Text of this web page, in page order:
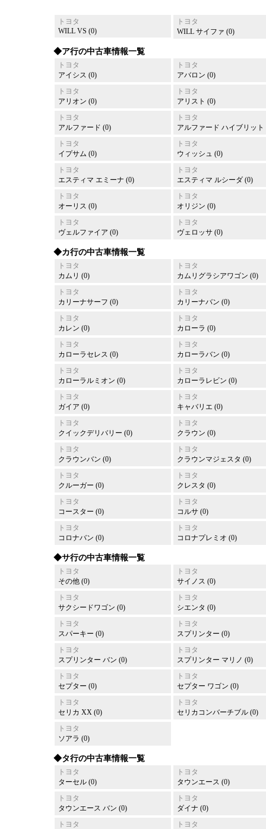
トヨタ
WILL VS (0)
トヨタ
WILL サイファ (0)
◆ア行の中古車情報一覧
トヨタ
アイシス (0)
トヨタ
アバロン (0)
トヨタ
アリオン (0)
トヨタ
アリスト (0)
トヨタ
アルファード (0)
トヨタ
アルファード ハイブリット
トヨタ
イプサム (0)
トヨタ
ウィッシュ (0)
トヨタ
エスティマ エミーナ (0)
トヨタ
エスティマ ルシーダ (0)
トヨタ
オーリス (0)
トヨタ
オリジン (0)
トヨタ
ヴェルファイア (0)
トヨタ
ヴェロッサ (0)
◆カ行の中古車情報一覧
トヨタ
カムリ (0)
トヨタ
カムリグラシアワゴン (0)
トヨタ
カリーナサーフ (0)
トヨタ
カリーナバン (0)
トヨタ
カレン (0)
トヨタ
カローラ (0)
トヨタ
カローラセレス (0)
トヨタ
カローラバン (0)
トヨタ
カローラルミオン (0)
トヨタ
カローラレビン (0)
トヨタ
ガイア (0)
トヨタ
キャバリエ (0)
トヨタ
クイックデリバリー (0)
トヨタ
クラウン (0)
トヨタ
クラウンバン (0)
トヨタ
クラウンマジェスタ (0)
トヨタ
クルーガー (0)
トヨタ
クレスタ (0)
トヨタ
コースター (0)
トヨタ
コルサ (0)
トヨタ
コロナバン (0)
トヨタ
コロナプレミオ (0)
◆サ行の中古車情報一覧
トヨタ
その他 (0)
トヨタ
サイノス (0)
トヨタ
サクシードワゴン (0)
トヨタ
シエンタ (0)
トヨタ
スパーキー (0)
トヨタ
スプリンター (0)
トヨタ
スプリンター バン (0)
トヨタ
スプリンター マリノ (0)
トヨタ
セプター (0)
トヨタ
セプター ワゴン (0)
トヨタ
セリカ XX (0)
トヨタ
セリカコンバーチブル (0)
トヨタ
ソアラ (0)
◆タ行の中古車情報一覧
トヨタ
ターセル (0)
トヨタ
タウンエース (0)
トヨタ
タウンエース バン (0)
トヨタ
ダイナ (0)
トヨタ
トヨタ